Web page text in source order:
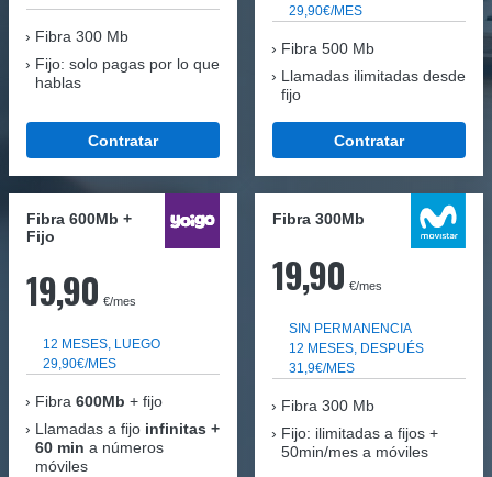
Fibra 300 Mb
Fijo: solo pagas por lo que
hablas
Contratar
29,90€/MES
Fibra 500 Mb
Llamadas ilimitadas desde
fijo
Contratar
Fibra 600Mb +
Fijo
19,90 €/mes
12 MESES, LUEGO
29,90€/MES
Fibra 600Mb + fijo
Llamadas a fijo infinitas +
60 min a números
móviles
Fibra 300Mb
19,90 €/mes
SIN PERMANENCIA
12 MESES, DESPUÉS
31,9€/MES
Fibra 300 Mb
Fijo: ilimitadas a fijos +
50min/mes a móviles